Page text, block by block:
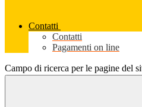
Contatti
Contatti
Pagamenti on line
Campo di ricerca per le pagine del